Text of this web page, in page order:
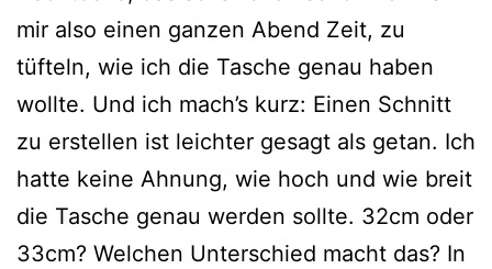
mir also einen ganzen Abend Zeit, zu
tüfteln, wie ich die Tasche genau haben
wollte. Und ich mach’s kurz: Einen Schnitt
zu erstellen ist leichter gesagt als getan. Ich
hatte keine Ahnung, wie hoch und wie breit
die Tasche genau werden sollte. 32cm oder
33cm? Welchen Unterschied macht das? In